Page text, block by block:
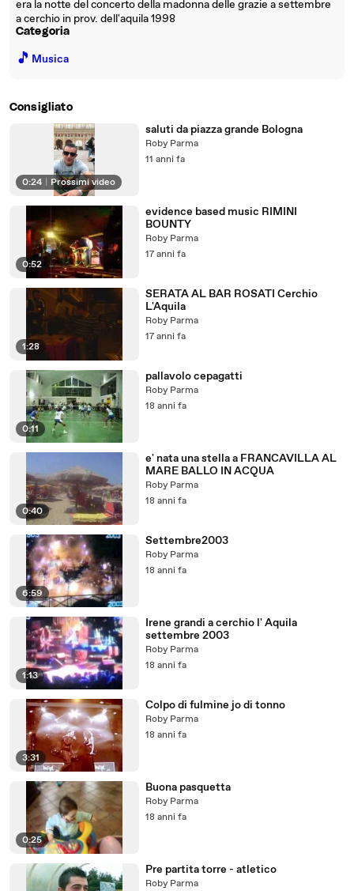
era la notte del concerto della madonna delle grazie a settembre
a cerchio in prov. dell'aquila 1998
Categoria
🎵 Musica
Consigliato
0:24 Prossimi video
saluti da piazza grande Bologna
Roby Parma
11 anni fa
0:52
evidence based music RIMINI
BOUNTY
Roby Parma
17 anni fa
1:28
SERATA AL BAR ROSATI Cerchio
L'Aquila
Roby Parma
17 anni fa
0:11
pallavolo cepagatti
Roby Parma
18 anni fa
0:40
e' nata una stella a FRANCAVILLA AL
MARE BALLO IN ACQUA
Roby Parma
18 anni fa
6:59
Settembre2003
Roby Parma
18 anni fa
1:13
Irene grandi a cerchio l' Aquila
settembre 2003
Roby Parma
18 anni fa
3:31
Colpo di fulmine jo di tonno
Roby Parma
18 anni fa
0:25
Buona pasquetta
Roby Parma
18 anni fa
Pre partita torre - atletico
Roby Parma